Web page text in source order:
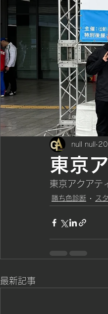
東京
null null
東京アクアテ
勝ち色診断 ス
最新記事